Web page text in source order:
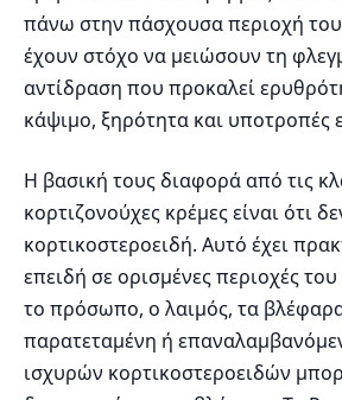
πάνω στην πάσχουσα περιοχή
έχουν στόχο να μειώσουν τη
αντίδραση που προκαλεί
κάψιμο, ξηρότητα και υποτροπές
Η βασική τους διαφορά από τις
κορτιζονούχες κρέμες είναι ότι
κορτικοστεροειδή. Αυτό έχει
επειδή σε ορισμένες περιοχές
το πρόσωπο, ο λαιμός, τα
παρατεταμένη ή
ισχυρών κορτικοστεροειδών